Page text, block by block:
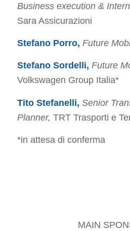
Business execution &
Sara Assicurazioni
Stefano Porro, Future
Stefano Sordelli, Future
Volkswagen Group Italia*
Tito Stefanelli, Senior
Planner, TRT Trasporti e
*in attesa di conferma
MAIN